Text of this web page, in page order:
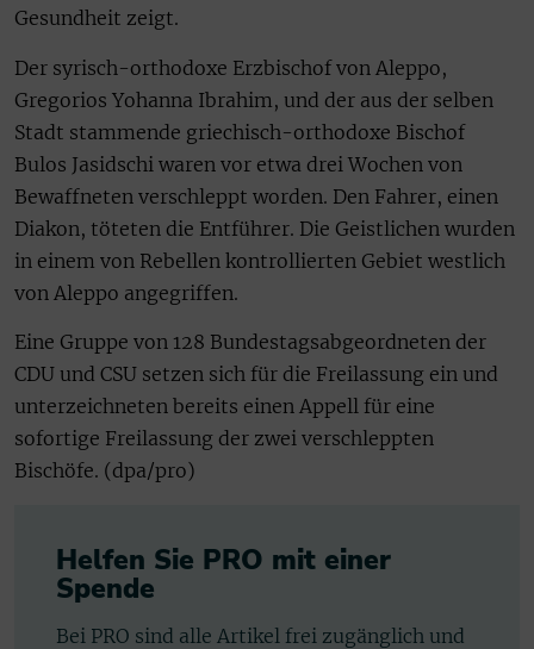
Gesundheit zeigt.
Der syrisch-orthodoxe Erzbischof von Aleppo,
Gregorios Yohanna Ibrahim, und der aus der selben
Stadt stammende griechisch-orthodoxe Bischof
Bulos Jasidschi waren vor etwa drei Wochen von
Bewaffneten verschleppt worden. Den Fahrer, einen
Diakon, töteten die Entführer. Die Geistlichen wurden
in einem von Rebellen kontrollierten Gebiet westlich
von Aleppo angegriffen.
Eine Gruppe von 128 Bundestagsabgeordneten der
CDU und CSU setzen sich für die Freilassung ein und
unterzeichneten bereits einen Appell für eine
sofortige Freilassung der zwei verschleppten
Bischöfe. (dpa/pro)
Helfen Sie PRO mit einer
Spende
Bei PRO sind alle Artikel frei zugänglich und